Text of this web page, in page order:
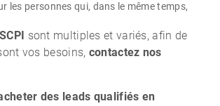
les personnes qui, dans le même temps,
sont multiples et variés, afin de
vos besoins, contactez nos
des leads qualifiés en